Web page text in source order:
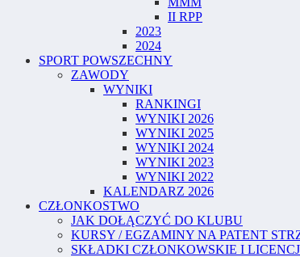
II RPP
2023
2024
SPORT POWSZECHNY
ZAWODY
WYNIKI
RANKINGI
WYNIKI 2026
WYNIKI 2025
WYNIKI 2024
WYNIKI 2023
WYNIKI 2022
KALENDARZ 2026
CZŁONKOSTWO
JAK DOŁĄCZYĆ DO KLUBU
KURSY / EGZAMINY NA PATENT
SKŁADKI CZŁONKOWSKIE I